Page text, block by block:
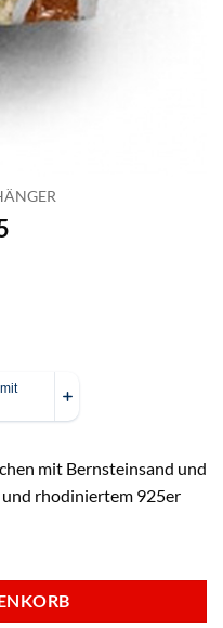
mit Bernsteinsand und
rhodiniertem 925er